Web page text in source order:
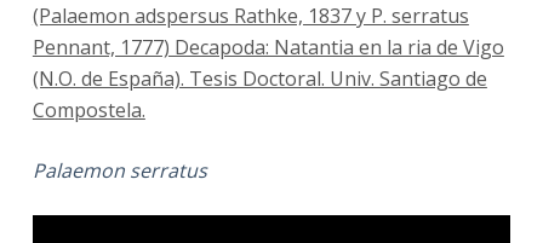
(Palaemon adspersus Rathke, 1837 y P. serratus
Pennant, 1777) Decapoda: Natantia en la ria de Vigo
(N.O. de España). Tesis Doctoral. Univ. Santiago de
Compostela.
Palaemon serratus